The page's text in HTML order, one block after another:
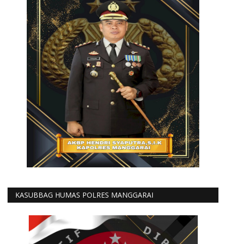
KASUBBAG HUMAS POLRES MANGGARAI